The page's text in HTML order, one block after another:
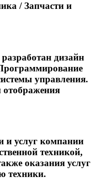
/ Запчасти и
дизайн
управления.
и услуг компании
техникой,
оказания услуг
техники.